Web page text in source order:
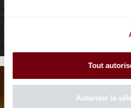
Tout
Autoriser la
Une voix puissante et